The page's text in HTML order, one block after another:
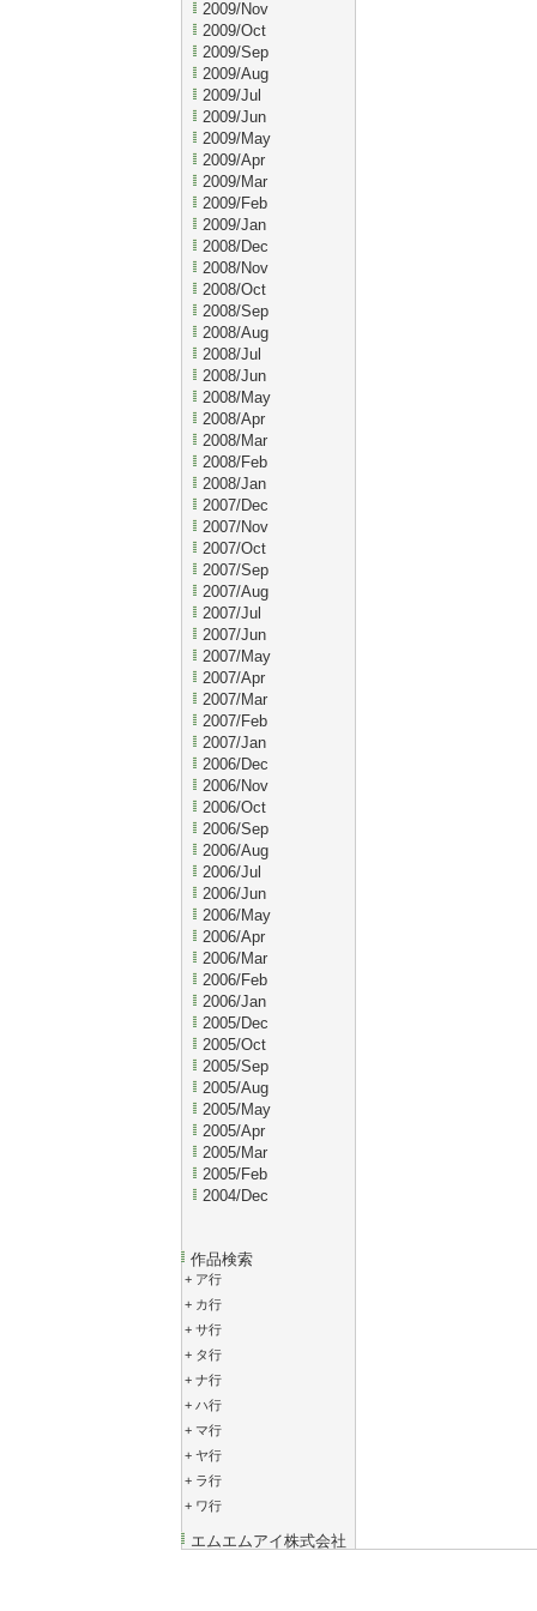
2009/Nov
2009/Oct
2009/Sep
2009/Aug
2009/Jul
2009/Jun
2009/May
2009/Apr
2009/Mar
2009/Feb
2009/Jan
2008/Dec
2008/Nov
2008/Oct
2008/Sep
2008/Aug
2008/Jul
2008/Jun
2008/May
2008/Apr
2008/Mar
2008/Feb
2008/Jan
2007/Dec
2007/Nov
2007/Oct
2007/Sep
2007/Aug
2007/Jul
2007/Jun
2007/May
2007/Apr
2007/Mar
2007/Feb
2007/Jan
2006/Dec
2006/Nov
2006/Oct
2006/Sep
2006/Aug
2006/Jul
2006/Jun
2006/May
2006/Apr
2006/Mar
2006/Feb
2006/Jan
2005/Dec
2005/Oct
2005/Sep
2005/Aug
2005/May
2005/Apr
2005/Mar
2005/Feb
2004/Dec
作品検索
+ ア行
+ カ行
+ サ行
+ タ行
+ ナ行
+ ハ行
+ マ行
+ ヤ行
+ ラ行
+ ワ行
エムエムアイ株式会社